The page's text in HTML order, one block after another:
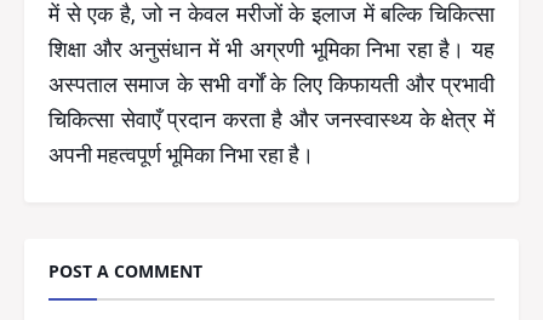
में से एक है, जो न केवल मरीजों के इलाज में बल्कि चिकित्सा
शिक्षा और अनुसंधान में भी अग्रणी भूमिका निभा रहा है। यह
अस्पताल समाज के सभी वर्गों के लिए किफायती और प्रभावी
चिकित्सा सेवाएँ प्रदान करता है और जनस्वास्थ्य के क्षेत्र में
अपनी महत्वपूर्ण भूमिका निभा रहा है।
POST A COMMENT